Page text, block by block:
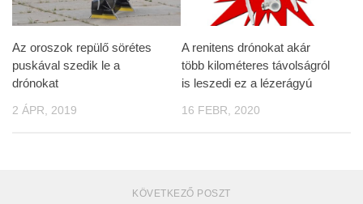
Az oroszok repülő sörétes
puskával szedik le a
drónokat
2 ÁPR, 2019
A renitens drónokat akár
több kilométeres távolságról
is leszedi ez a lézerágyú
16 FEBR, 2020
KÖVETKEZŐ POSZT